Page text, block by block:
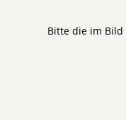
Bitte die im